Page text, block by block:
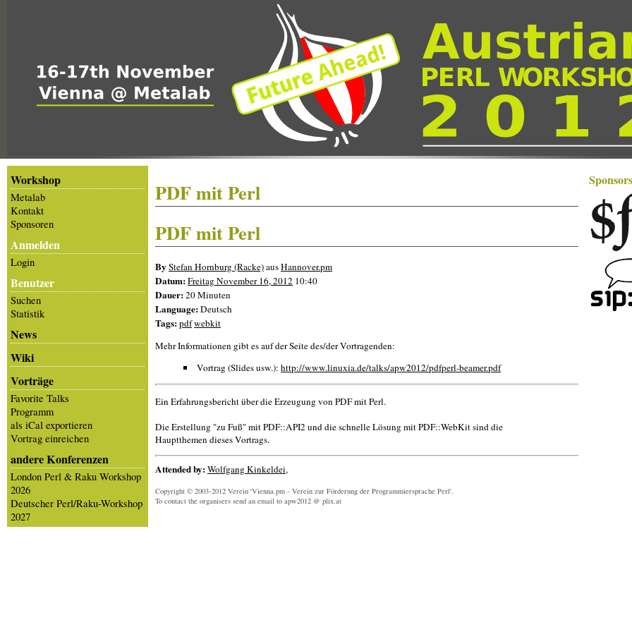
Workshop
Metalab
Kontakt
Sponsoren
Anmelden
Login
Benutzer
Suchen
Statistik
News
Wiki
Vorträge
Favorite Talks
Programm
als iCal exportieren
Vortrag einreichen
andere Konferenzen
London Perl & Raku Workshop
2026
Deutscher Perl/Raku-Workshop
2027
PDF mit Perl
PDF mit Perl
ByStefan Hornburg (‎Racke‎)ausHannover.pm
Datum:Freitag November 16, 2012 10:40
Dauer:20 Minuten
Language:Deutsch
Tags:pdfwebkit
Mehr Informationen gibt es auf der Seite des/der Vortragenden:
Vortrag (Slides usw.):http://www.linuxia.de/talks/apw2012/pdfperl-beamer.pdf
Ein Erfahrungsbericht über die Erzeugung von PDF mit Perl.
Die Erstellung "zu Fuß" mit PDF::API2 und die schnelle Lösung mit PDF::WebKit sind die
Hauptthemen dieses Vortrags.
Attended by:Wolfgang Kinkeldei,
Copyright © 2003-2012 Verein 'Vienna.pm - Verein zur Förderung der Programmiersprache Perl'.
To contact the organisers send an email to apw2012 @ plix.at
Sponsors